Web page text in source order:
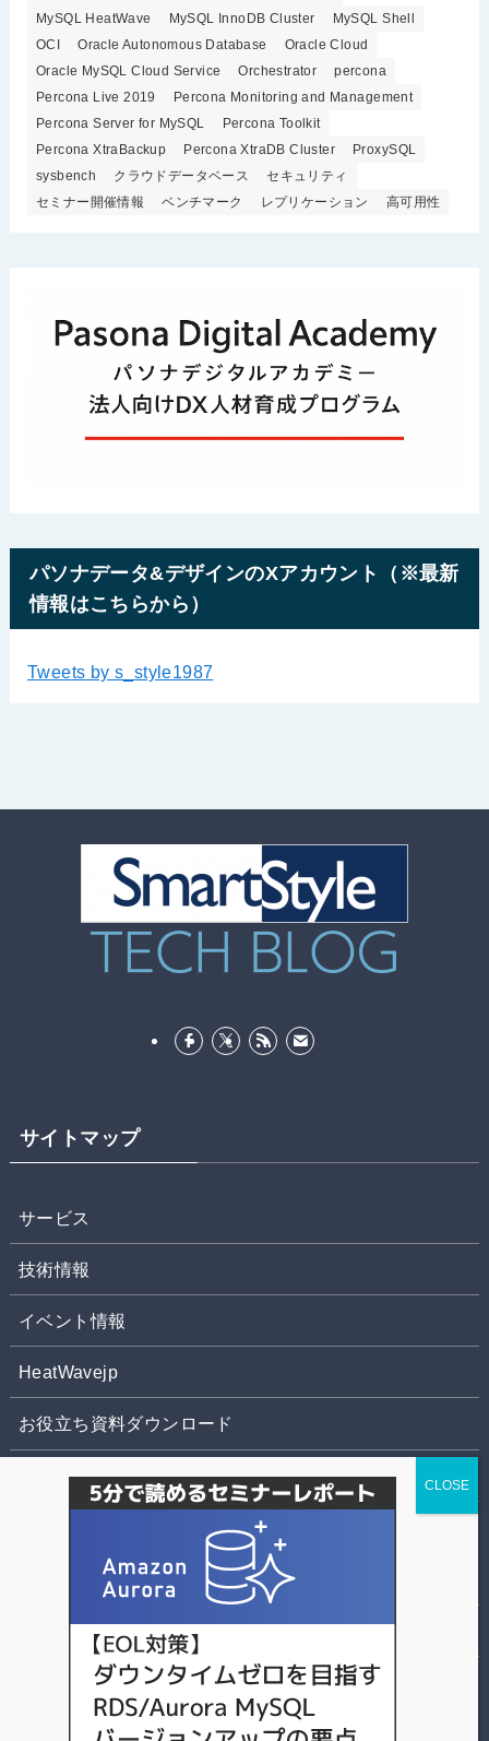
MySQL HeatWave
MySQL InnoDB Cluster
MySQL Shell
OCI
Oracle Autonomous Database
Oracle Cloud
Oracle MySQL Cloud Service
Orchestrator
percona
Percona Live 2019
Percona Monitoring and Management
Percona Server for MySQL
Percona Toolkit
Percona XtraBackup
Percona XtraDB Cluster
ProxySQL
sysbench
クラウドデータベース
セキュリティ
セミナー開催情報
ベンチマーク レプリケーション 高可用性
パソナデータ&デザインのXアカウント（※最新
情報はこちらから）
Tweets by s_style1987
サイトマップ
サービス
技術情報
イベント情報
HeatWavejp
お役立ち資料ダウンロード
お問合せ
株式会社パソナデータ&デザイン
個人情報の取扱いについて